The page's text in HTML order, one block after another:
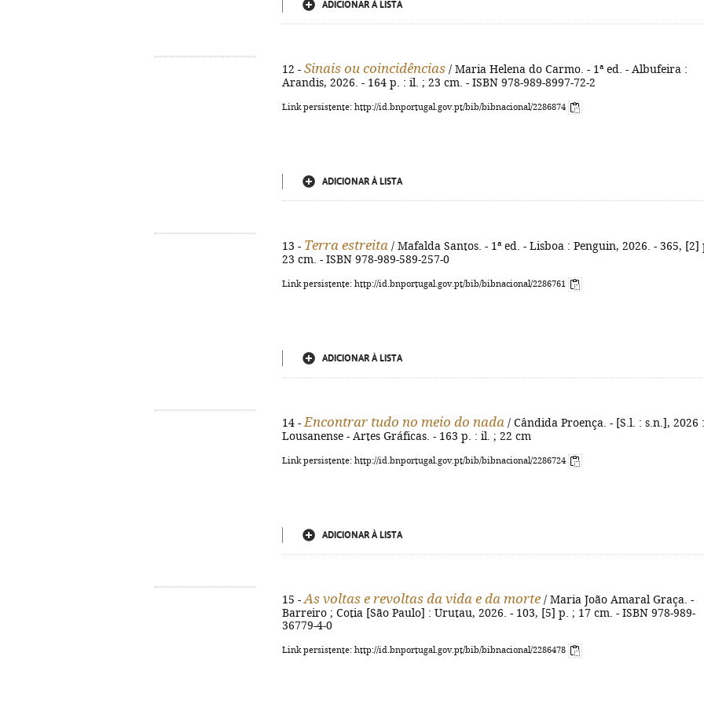
ADICIONAR À LISTA
12 - Sinais ou coincidências / Maria Helena do Carmo. - 1ª ed. - Albufeira :
Arandis, 2026. - 164 p. : il. ; 23 cm. - ISBN 978-989-8997-72-2
Link persistente: http://id.bnportugal.gov.pt/bib/bibnacional/2286874
ADICIONAR À LISTA
13 - Terra estreita / Mafalda Santos. - 1ª ed. - Lisboa : Penguin, 2026. - 365, [2]
23 cm. - ISBN 978-989-589-257-0
Link persistente: http://id.bnportugal.gov.pt/bib/bibnacional/2286761
ADICIONAR À LISTA
14 - Encontrar tudo no meio do nada / Cândida Proença. - [S.l. : s.n.], 2026 :
Lousanense - Artes Gráficas. - 163 p. : il. ; 22 cm
Link persistente: http://id.bnportugal.gov.pt/bib/bibnacional/2286724
ADICIONAR À LISTA
15 - As voltas e revoltas da vida e da morte / Maria João Amaral Graça. -
Barreiro ; Cotia [São Paulo] : Urutau, 2026. - 103, [5] p. ; 17 cm. - ISBN 978-989-
36779-4-0
Link persistente: http://id.bnportugal.gov.pt/bib/bibnacional/2286478